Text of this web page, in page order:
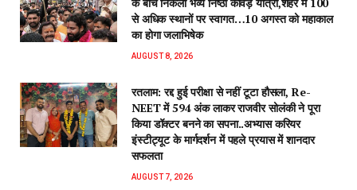
से अधिक स्थानों पर स्वागत…10 अगस्त को महाकाल
का होगा जलाभिषेक
AUGUST 8, 2026
रतलाम: रद्द हुई परीक्षा से नहीं टूटा हौसला, Re-
NEET में 594 अंक लाकर राजवीर सोलंकी ने पूरा
किया डॉक्टर बनने का सपना..अभ्यास करियर
इंस्टीट्यूट के मार्गदर्शन में पहले प्रयास में शानदार
सफलता
AUGUST 7, 2026